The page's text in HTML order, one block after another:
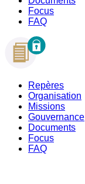
Focus
FAQ
Repères
Organisation
Missions
Gouvernance
Documents
Focus
FAQ